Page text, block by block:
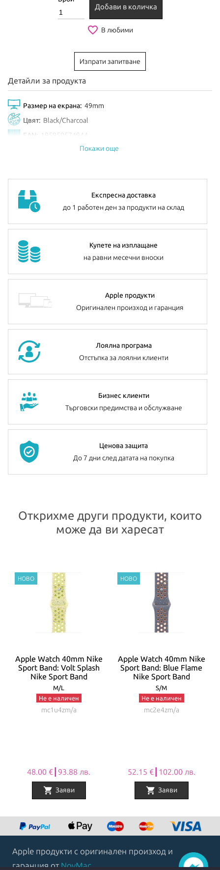
Добави в количка
favorite_border В любими
Изпрати запитване
Детайли за продукта
Размер на екрана: 49mm
Цвят: Black/Charcoal
EAN:
195950574944
Септември 2025
Покажи още
Експресна доставка
до 1 работен ден за продукти на склад
Купете на изплащане
на равни месечни вноски
Apple продукти
Оригинален произход и гаранция
Лоялна програма
Отстъпка за лоялни клиенти
Бизнес клиенти
Търговски предимства и обслужване
Ценова защита
До 7 дни след датата на покупка
Открихме други продукти, които
може да ви харесат
Apple Watch 40mm Nike
Sport Band: Volt Splash
Nike Sport Band
M/L
Не е наличен
mc1u4zm/a
48.00 €┃93.88 лв.
shopping_cart Заяви
Apple Watch 40mm Nike
Sport Band: Blue Flame
Nike Sport Band
S/M
Не е наличен
mc2e4zm/a
52.15 €┃102.00 лв.
shopping_cart Заяви
8
Apple продукти с оригинален произход и
гаранция от NovMac